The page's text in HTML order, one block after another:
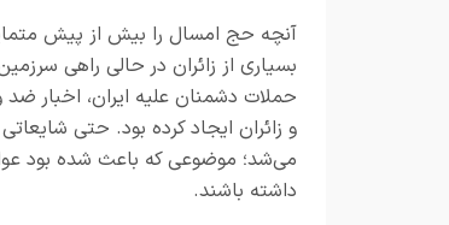
آنچه حج امسال را بیش از پیش
بسیاری از زائران در حالی راهی
حملات دشمنان علیه ایران، اخبار
و زائران ایجاد کرده بود. حتی
می‌شد؛ موضوعی که باعث شده بود
داشته باشند.